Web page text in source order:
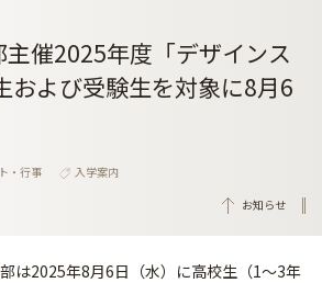
催2025年度「デザインス
および受験生を対象に8月6
・行事
入学案内
お知らせ
は2025年8月6日（水）に高校生（1～3年